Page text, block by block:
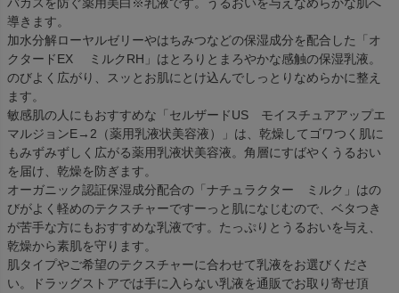
導きます。
加水分解ローヤルゼリーやはちみつなどの保湿成分を配合した「オ
クタードEX ミルクRH」はとろりとまろやかな感触の保湿乳液。
のびよく広がり、スッとお肌にとけ込んでしっとりなめらかに整え
ます。
敏感肌の人にもおすすめな「セルザードUS モイスチュアアップエ
マルジョンE→2（薬用乳液状美容液）」は、乾燥してゴワつく肌に
もみずみずしく広がる薬用乳液状美容液。角層にすばやくうるおい
を届け、乾燥を防ぎます。
オーガニック認証保湿成分配合の「ナチュラクター ミルク」はの
びがよく軽めのテクスチャーですーっと肌になじむので、ベタつき
が苦手な方にもおすすめな乳液です。たっぷりとうるおいを与え、
乾燥から素肌を守ります。
肌タイプやご希望のテクスチャーに合わせて乳液をお選びくださ
い。ドラッグストアでは手に入らない乳液を通販でお取り寄せ頂